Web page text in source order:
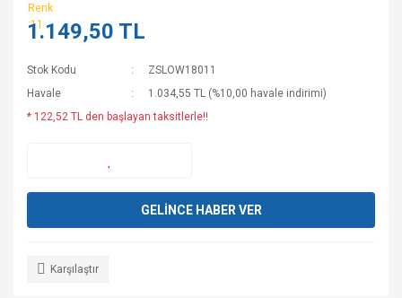
1.149,50 TL
Stok Kodu
ZSLOW18011
Havale
1.034,55 TL (%10,00 havale indirimi)
* 122,52 TL den başlayan taksitlerle!!
GELİNCE HABER VER
Karşılaştır